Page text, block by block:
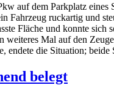
auf dem Parkplatz
Fahrzeug ruckartig und
Fläche und konnte
weiteres Mal auf den
endete die Situation;
belegt